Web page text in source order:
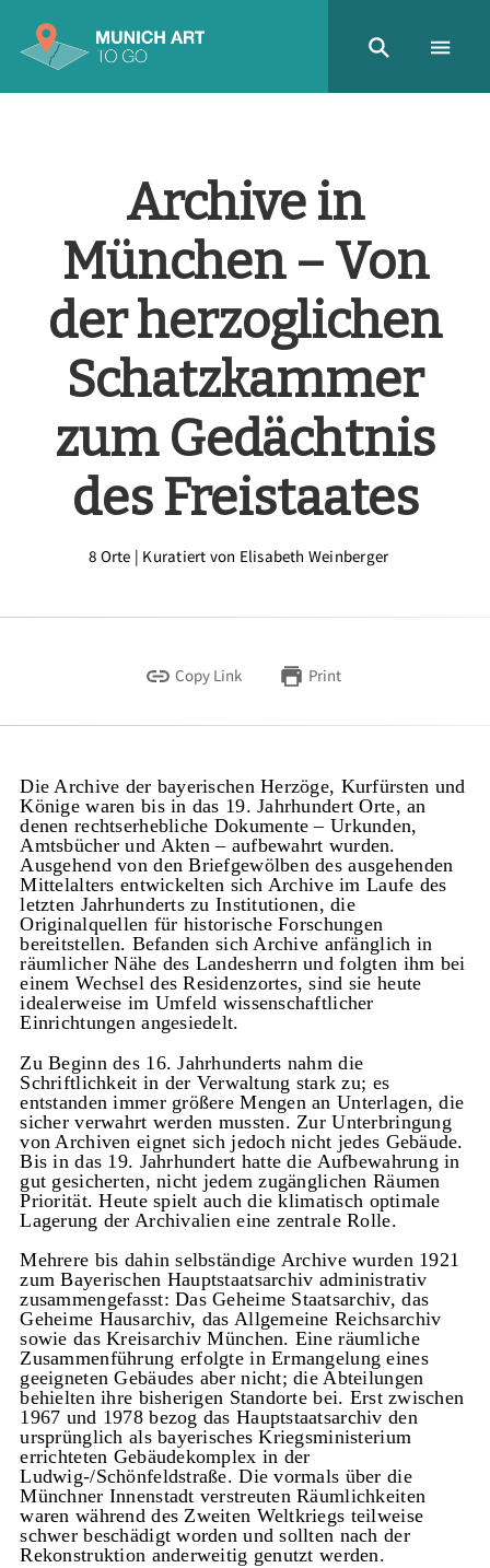
Archive in
München – Von
der herzoglichen
Schatzkammer
zum Gedächtnis
des Freistaates
8 Orte | Kuratiert von Elisabeth Weinberger
Copy Link Print
Die Archive der bayerischen Herzöge, Kurfürsten und
Könige waren bis in das 19. Jahrhundert Orte, an
denen rechtserhebliche Dokumente – Urkunden,
Amtsbücher und Akten – aufbewahrt wurden.
Ausgehend von den Briefgewölben des ausgehenden
Mittelalters entwickelten sich Archive im Laufe des
letzten Jahrhunderts zu Institutionen, die
Originalquellen für historische Forschungen
bereitstellen. Befanden sich Archive anfänglich in
räumlicher Nähe des Landesherrn und folgten ihm bei
einem Wechsel des Residenzortes, sind sie heute
idealerweise im Umfeld wissenschaftlicher
Einrichtungen angesiedelt.
Zu Beginn des 16. Jahrhunderts nahm die
Schriftlichkeit in der Verwaltung stark zu; es
entstanden immer größere Mengen an Unterlagen, die
sicher verwahrt werden mussten. Zur Unterbringung
von Archiven eignet sich jedoch nicht jedes Gebäude.
Bis in das 19. Jahrhundert hatte die Aufbewahrung in
gut gesicherten, nicht jedem zugänglichen Räumen
Priorität. Heute spielt auch die klimatisch optimale
Lagerung der Archivalien eine zentrale Rolle.
Mehrere bis dahin selbständige Archive wurden 1921
zum Bayerischen Hauptstaatsarchiv administrativ
zusammengefasst: Das Geheime Staatsarchiv, das
Geheime Hausarchiv, das Allgemeine Reichsarchiv
sowie das Kreisarchiv München. Eine räumliche
Zusammenführung erfolgte in Ermangelung eines
geeigneten Gebäudes aber nicht; die Abteilungen
behielten ihre bisherigen Standorte bei. Erst zwischen
1967 und 1978 bezog das Hauptstaatsarchiv den
ursprünglich als bayerisches Kriegsministerium
errichteten Gebäudekomplex in der
Ludwig-/Schönfeldstraße. Die vormals über die
Münchner Innenstadt verstreuten Räumlichkeiten
waren während des Zweiten Weltkriegs teilweise
schwer beschädigt worden und sollten nach der
Rekonstruktion anderweitig genutzt werden.